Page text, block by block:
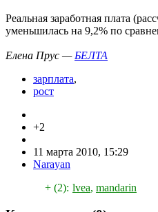
Реальная заработная плата
уменьшилась на 9,2% по
Елена Прус — БЕЛТА
зарплата,
рост
+2
11 марта 2010, 15:29
Narayan
+ (2): lvea, mandarin